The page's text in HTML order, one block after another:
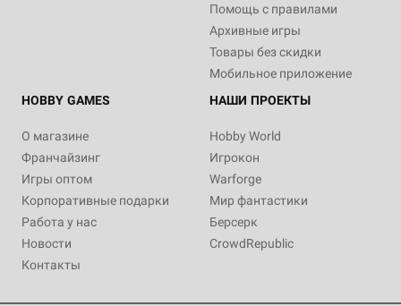
Помощь с правилами
Архивные игры
Товары без скидки
Мобильное приложение
HOBBY GAMES
О магазине
Франчайзинг
Игры оптом
Корпоративные подарки
Работа у нас
Новости
Контакты
НАШИ ПРОЕКТЫ
Hobby World
Игрокон
Warforge
Мир фантастики
Берсерк
CrowdRepublic